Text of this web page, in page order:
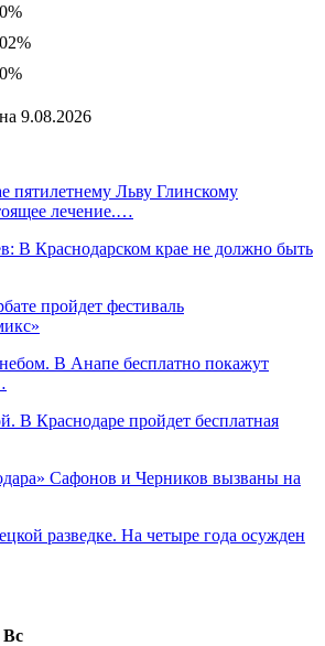
%
%
%
на 9.08.2026
пятилетнему Льву Глинскому
лечение.…
В Краснодарском крае не должно быть
пройдет фестиваль
В Анапе бесплатно покажут
В Краснодаре пройдет бесплатная
Сафонов и Черников вызваны на
разведке. На четыре года осужден
Вс